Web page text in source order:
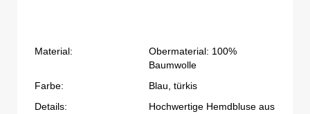
Material:
Obermaterial: 100%
Baumwolle
Farbe:
Blau, türkis
Details:
Hochwertige Hemdbluse aus